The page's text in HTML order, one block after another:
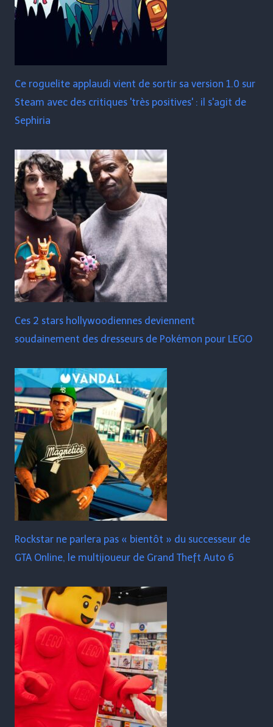
Ce roguelite applaudi vient de sortir sa version 1.0 sur
Steam avec des critiques 'très positives' : il s'agit de
Sephiria
Ces 2 stars hollywoodiennes deviennent
soudainement des dresseurs de Pokémon pour LEGO
Rockstar ne parlera pas « bientôt » du successeur de
GTA Online, le multijoueur de Grand Theft Auto 6